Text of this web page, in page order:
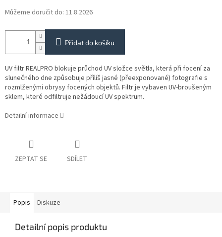
Můžeme doručit do: 11.8.2026
Přidat do košíku
UV filtr REALPRO blokuje průchod UV složce světla, která při focení za
slunečného dne způsobuje příliš jasné (přeexponované) fotografie s
rozmlženými obrysy focených objektů. Filtr je vybaven UV-broušeným
sklem, které odfiltruje nežádoucí UV spektrum.
Detailní informace
ZEPTAT SE SDÍLET
Popis Diskuze
Detailní popis produktu